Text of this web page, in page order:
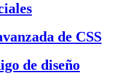
de CSS
de diseño